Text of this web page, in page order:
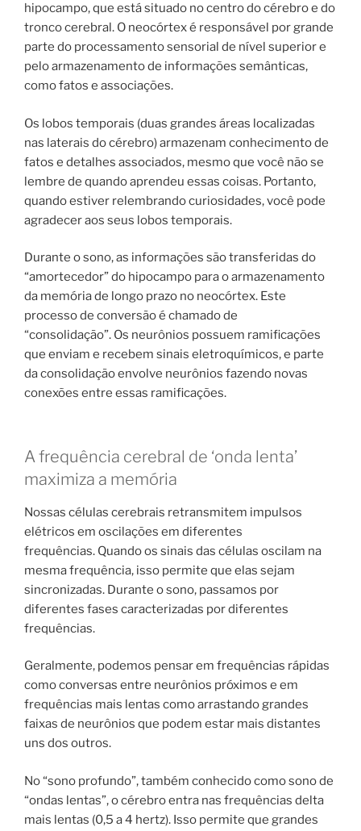
hipocampo, que está situado no centro do cérebro e do
tronco cerebral. O neocórtex é responsável por grande
parte do processamento sensorial de nível superior e
pelo armazenamento de informações semânticas,
como fatos e associações.
Os lobos temporais (duas grandes áreas localizadas
nas laterais do cérebro) armazenam conhecimento de
fatos e detalhes associados, mesmo que você não se
lembre de quando aprendeu essas coisas. Portanto,
quando estiver relembrando curiosidades, você pode
agradecer aos seus lobos temporais.
Durante o sono, as informações são transferidas do
“amortecedor” do hipocampo para o armazenamento
da memória de longo prazo no neocórtex. Este
processo de conversão é chamado de
“consolidação”. Os neurônios possuem ramificações
que enviam e recebem sinais eletroquímicos, e parte
da consolidação envolve neurônios fazendo novas
conexões entre essas ramificações.
A frequência cerebral de ‘onda lenta’
maximiza a memória
Nossas células cerebrais retransmitem impulsos
elétricos em oscilações em diferentes
frequências. Quando os sinais das células oscilam na
mesma frequência, isso permite que elas sejam
sincronizadas. Durante o sono, passamos por
diferentes fases caracterizadas por diferentes
frequências.
Geralmente, podemos pensar em frequências rápidas
como conversas entre neurônios próximos e em
frequências mais lentas como arrastando grandes
faixas de neurônios que podem estar mais distantes
uns dos outros.
No “sono profundo”, também conhecido como sono de
“ondas lentas”, o cérebro entra nas frequências delta
mais lentas (0,5 a 4 hertz). Isso permite que grandes